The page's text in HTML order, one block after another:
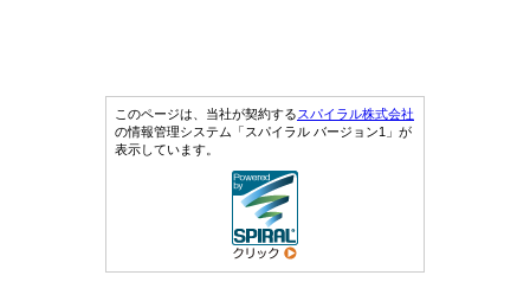
このページは、当社が契約するスパイラル株式会社
の情報管理システム「スパイラル バージョン1」が
表示しています。